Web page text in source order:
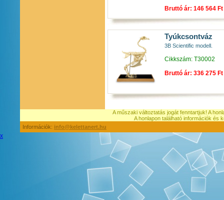
Bruttó ár: 146 564 Ft
Tyúkcsontváz
3B Scientific modell.
Cikkszám: T30002
Bruttó ár: 336 275 Ft
A műszaki változtatás jogát fenntartjuk! A
A honlapon található információk és
Információk: info@kelettanert.hu
x